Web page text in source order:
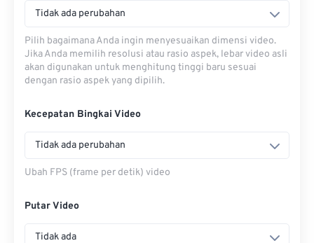
Tidak ada perubahan
Pilih bagaimana Anda ingin menyesuaikan dimensi video.
Jika Anda memilih resolusi atau rasio aspek, lebar video asli
akan digunakan untuk menghitung tinggi baru sesuai
dengan rasio aspek yang dipilih.
Kecepatan Bingkai Video
Tidak ada perubahan
Ubah FPS (frame per detik) video
Putar Video
Tidak ada